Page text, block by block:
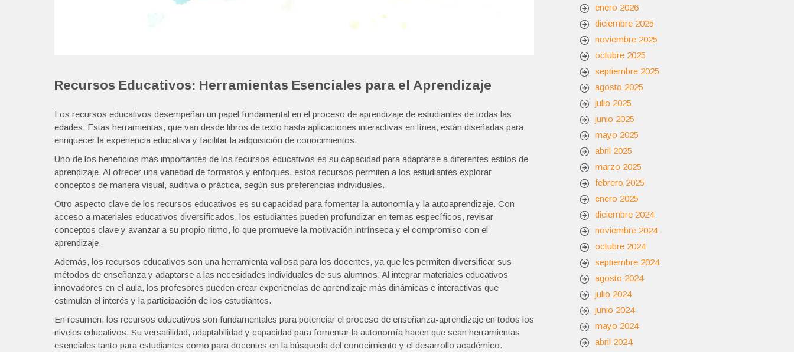
Recursos Educativos: Herramientas Esenciales para el Aprendizaje
Los recursos educativos desempeñan un papel fundamental en el proceso de aprendizaje de estudiantes de todas las
edades. Estas herramientas, que van desde libros de texto hasta aplicaciones interactivas en línea, están diseñadas para
enriquecer la experiencia educativa y facilitar la adquisición de conocimientos.
Uno de los beneficios más importantes de los recursos educativos es su capacidad para adaptarse a diferentes estilos de
aprendizaje. Al ofrecer una variedad de formatos y enfoques, estos recursos permiten a los estudiantes explorar
conceptos de manera visual, auditiva o práctica, según sus preferencias individuales.
Otro aspecto clave de los recursos educativos es su capacidad para fomentar la autonomía y la autoaprendizaje. Con
acceso a materiales educativos diversificados, los estudiantes pueden profundizar en temas específicos, revisar
conceptos clave y avanzar a su propio ritmo, lo que promueve la motivación intrínseca y el compromiso con el
aprendizaje.
Además, los recursos educativos son una herramienta valiosa para los docentes, ya que les permiten diversificar sus
métodos de enseñanza y adaptarse a las necesidades individuales de sus alumnos. Al integrar materiales educativos
innovadores en el aula, los profesores pueden crear experiencias de aprendizaje más dinámicas e interactivas que
estimulan el interés y la participación de los estudiantes.
En resumen, los recursos educativos son fundamentales para potenciar el proceso de enseñanza-aprendizaje en todos los
niveles educativos. Su versatilidad, adaptabilidad y capacidad para fomentar la autonomía hacen que sean herramientas
esenciales tanto para estudiantes como para docentes en la búsqueda del conocimiento y el desarrollo académico.
enero 2026
diciembre 2025
noviembre 2025
octubre 2025
septiembre 2025
agosto 2025
julio 2025
junio 2025
mayo 2025
abril 2025
marzo 2025
febrero 2025
enero 2025
diciembre 2024
noviembre 2024
octubre 2024
septiembre 2024
agosto 2024
julio 2024
junio 2024
mayo 2024
abril 2024